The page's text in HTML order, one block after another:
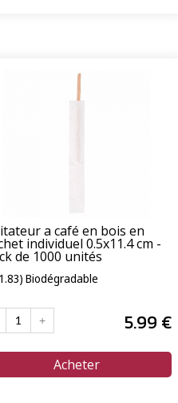
a café en bois en
individuel 0.5x11.4 cm -
de 1000 unités
Biodégradable
5.99 €